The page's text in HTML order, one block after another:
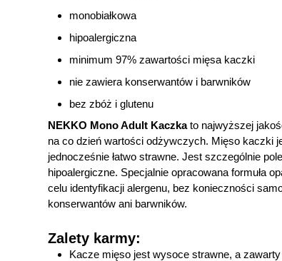
monobiałkowa
hipoalergiczna
minimum 97% zawartości mięsa kaczki
nie zawiera konserwantów i barwników
bez zbóż i glutenu
NEKKO Mono Adult Kaczkato najwyższej
na co dzień wartości odżywczych. Mięso kaczki
jednocześnie łatwo strawne. Jest szczególnie
hipoalergiczne. Specjalnie opracowana formuła
celu identyfikacji alergenu, bez konieczności
konserwantów ani barwników.
Zalety karmy:
Kacze mięso jest wysoce strawne, a